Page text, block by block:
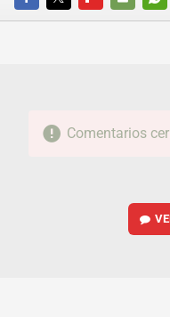
FACEBOOKTWITTERFLIPBOARD
E-
Comentarios